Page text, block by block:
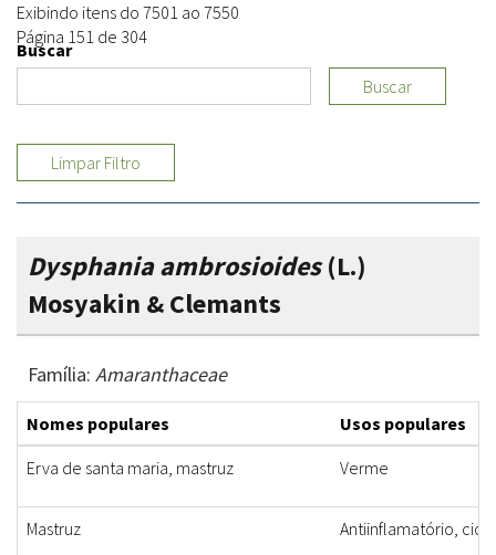
Exibindo itens do 7501 ao 7550
Página 151 de 304
Buscar
Buscar
Limpar Filtro
Dysphania ambrosioides(L.)
Mosyakin & Clemants
Família: Amaranthaceae
Nomes populares
Usos populares
Erva de santa maria, mastruz
Verme
Mastruz Antiinflamatório,